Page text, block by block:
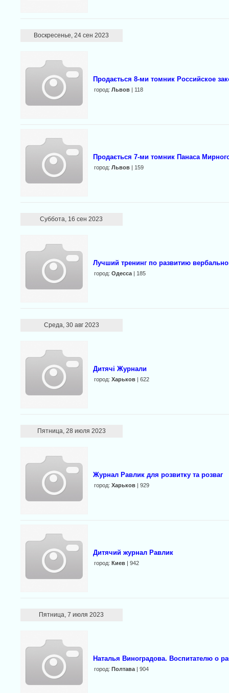
Воскресенье, 24 сен 2023
Продається 8-ми томник Российское
город: Львов | 118
Продається 7-ми томник Панаса
город: Львов | 159
Суббота, 16 сен 2023
Лучший тренинг по развитию
город: Одесса | 185
Среда, 30 авг 2023
Дитячі Журнали
город: Харьков | 622
Пятница, 28 июля 2023
Журнал Равлик для розвитку та розваг
город: Харьков | 929
Дитячий журнал Равлик
город: Киев | 942
Пятница, 7 июля 2023
Наталья Виноградова. Воспитателю о
город: Полтава | 904